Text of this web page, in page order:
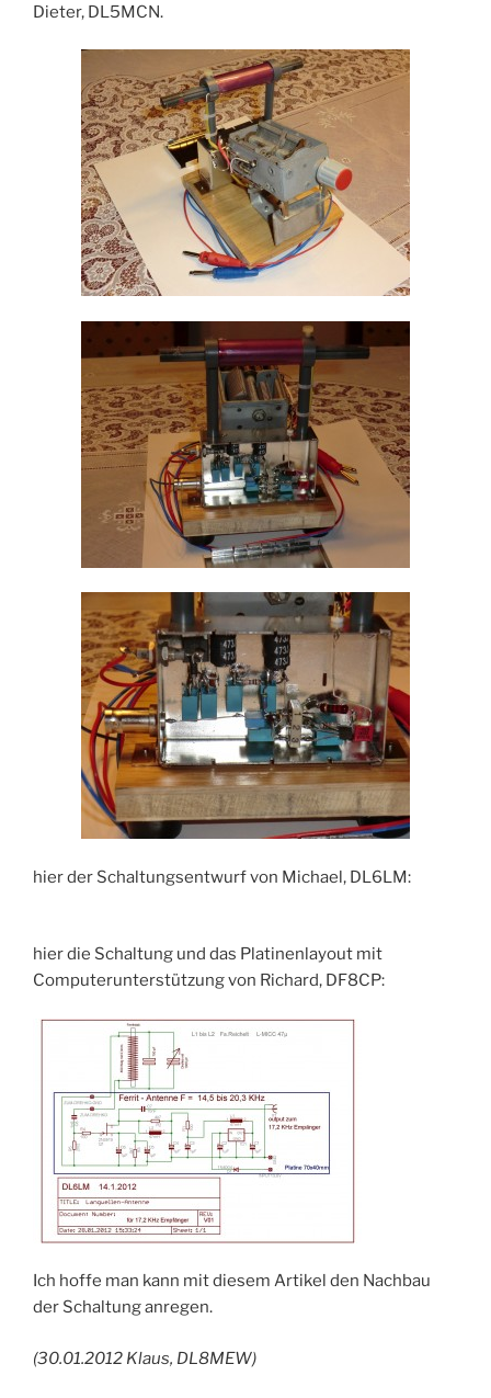
Dieter, DL5MCN.
hier der Schaltungsentwurf von Michael, DL6LM:
hier die Schaltung und das Platinenlayout mit
Computerunterstützung von Richard, DF8CP:
Ich hoffe man kann mit diesem Artikel den Nachbau
der Schaltung anregen.
(30.01.2012 Klaus, DL8MEW)